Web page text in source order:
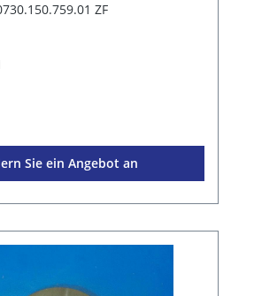
ZF
Sie ein Angebot an